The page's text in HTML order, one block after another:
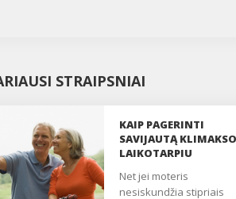
STRAIPSNIAI
KAIP PAGERINTI
SAVIJAUTĄ KLIMAKSO
LAIKOTARPIU
Net jei moteris
nesiskundžia stipriais